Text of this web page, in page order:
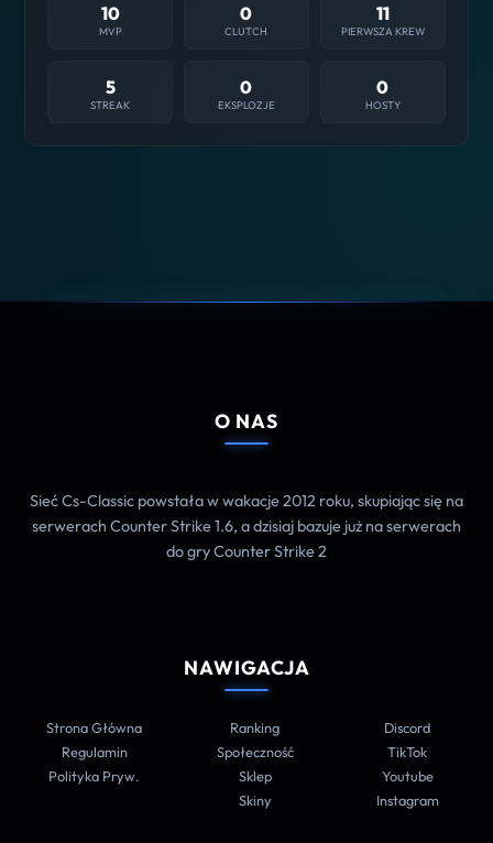
10
MVP
0
CLUTCH
11
PIERWSZA KREW
5
STREAK
0
EKSPLOZJE
0
HOSTY
O NAS
Sieć Cs-Classic powstała w wakacje 2012 roku, skupiając się na
serwerach Counter Strike 1.6, a dzisiaj bazuje już na serwerach
do gry Counter Strike 2
NAWIGACJA
Strona Główna
Regulamin
Polityka Pryw.
Ranking
Społeczność
Sklep
Skiny
Discord
TikTok
Youtube
Instagram